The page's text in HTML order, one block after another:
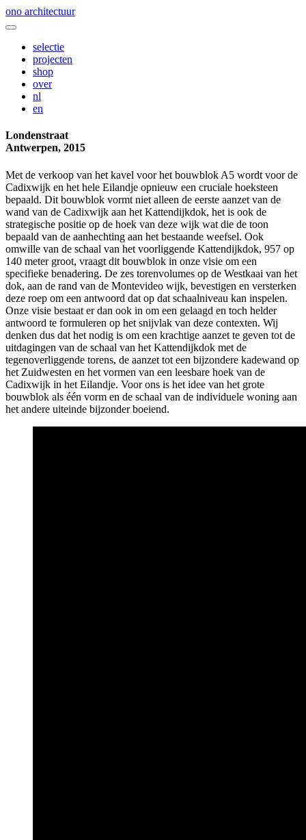
ono architectuur
selectie
projecten
shop
over
nl
en
Londenstraat
Antwerpen, 2015
Met de verkoop van het kavel voor het bouwblok A5 wordt voor de
Cadixwijk en het hele Eilandje opnieuw een cruciale hoeksteen
bepaald. Dit bouwblok vormt niet alleen de eerste aanzet van de
wand van de Cadixwijk aan het Kattendijkdok, het is ook de
strategische positie op de hoek van deze wijk wat die de toon
bepaald van de aanhechting aan het bestaande weefsel. Ook
omwille van de schaal van het voorliggende Kattendijkdok, 957 op
140 meter groot, vraagt dit bouwblok in onze visie om een
specifieke benadering. De zes torenvolumes op de Westkaai van het
dok, aan de rand van de Montevideo wijk, bevestigen en versterken
deze roep om een antwoord dat op dat schaalniveau kan inspelen.
Onze visie bestaat er dan ook in om een gelaagd en toch helder
antwoord te formuleren op het snijvlak van deze contexten. Wij
denken dus dat het nodig is om een krachtige aanzet te geven tot de
uitdagingen van de schaal van het Kattendijkdok met de
tegenoverliggende torens, de aanzet tot een bijzondere kadewand op
het Zuidwesten en het vormen van een leesbare hoek van de
Cadixwijk in het Eilandje. Voor ons is het idee van het grote
bouwblok als één vorm en de schaal van de individuele woning aan
het andere uiteinde bijzonder boeiend.